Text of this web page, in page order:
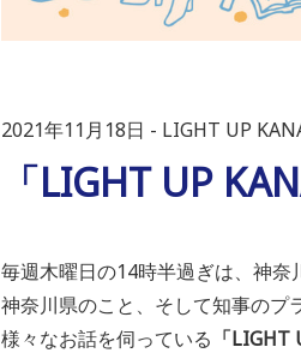
2021年11月18日 LIGHT UP
「LIGHT UP
毎週木曜日の14時半過ぎは、神奈
神奈川県のこと、そして知事のプ
様々なお話を伺っている 「LIGHT